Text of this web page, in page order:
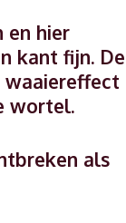
en hier
kant fijn. De
waaiereffect
wortel.
als